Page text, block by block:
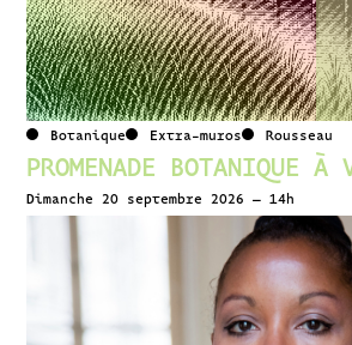
Botanique Extra-muros Rousseau
PROMENADE BOTANIQUE À
Dimanche 20 septembre 2026 – 14h